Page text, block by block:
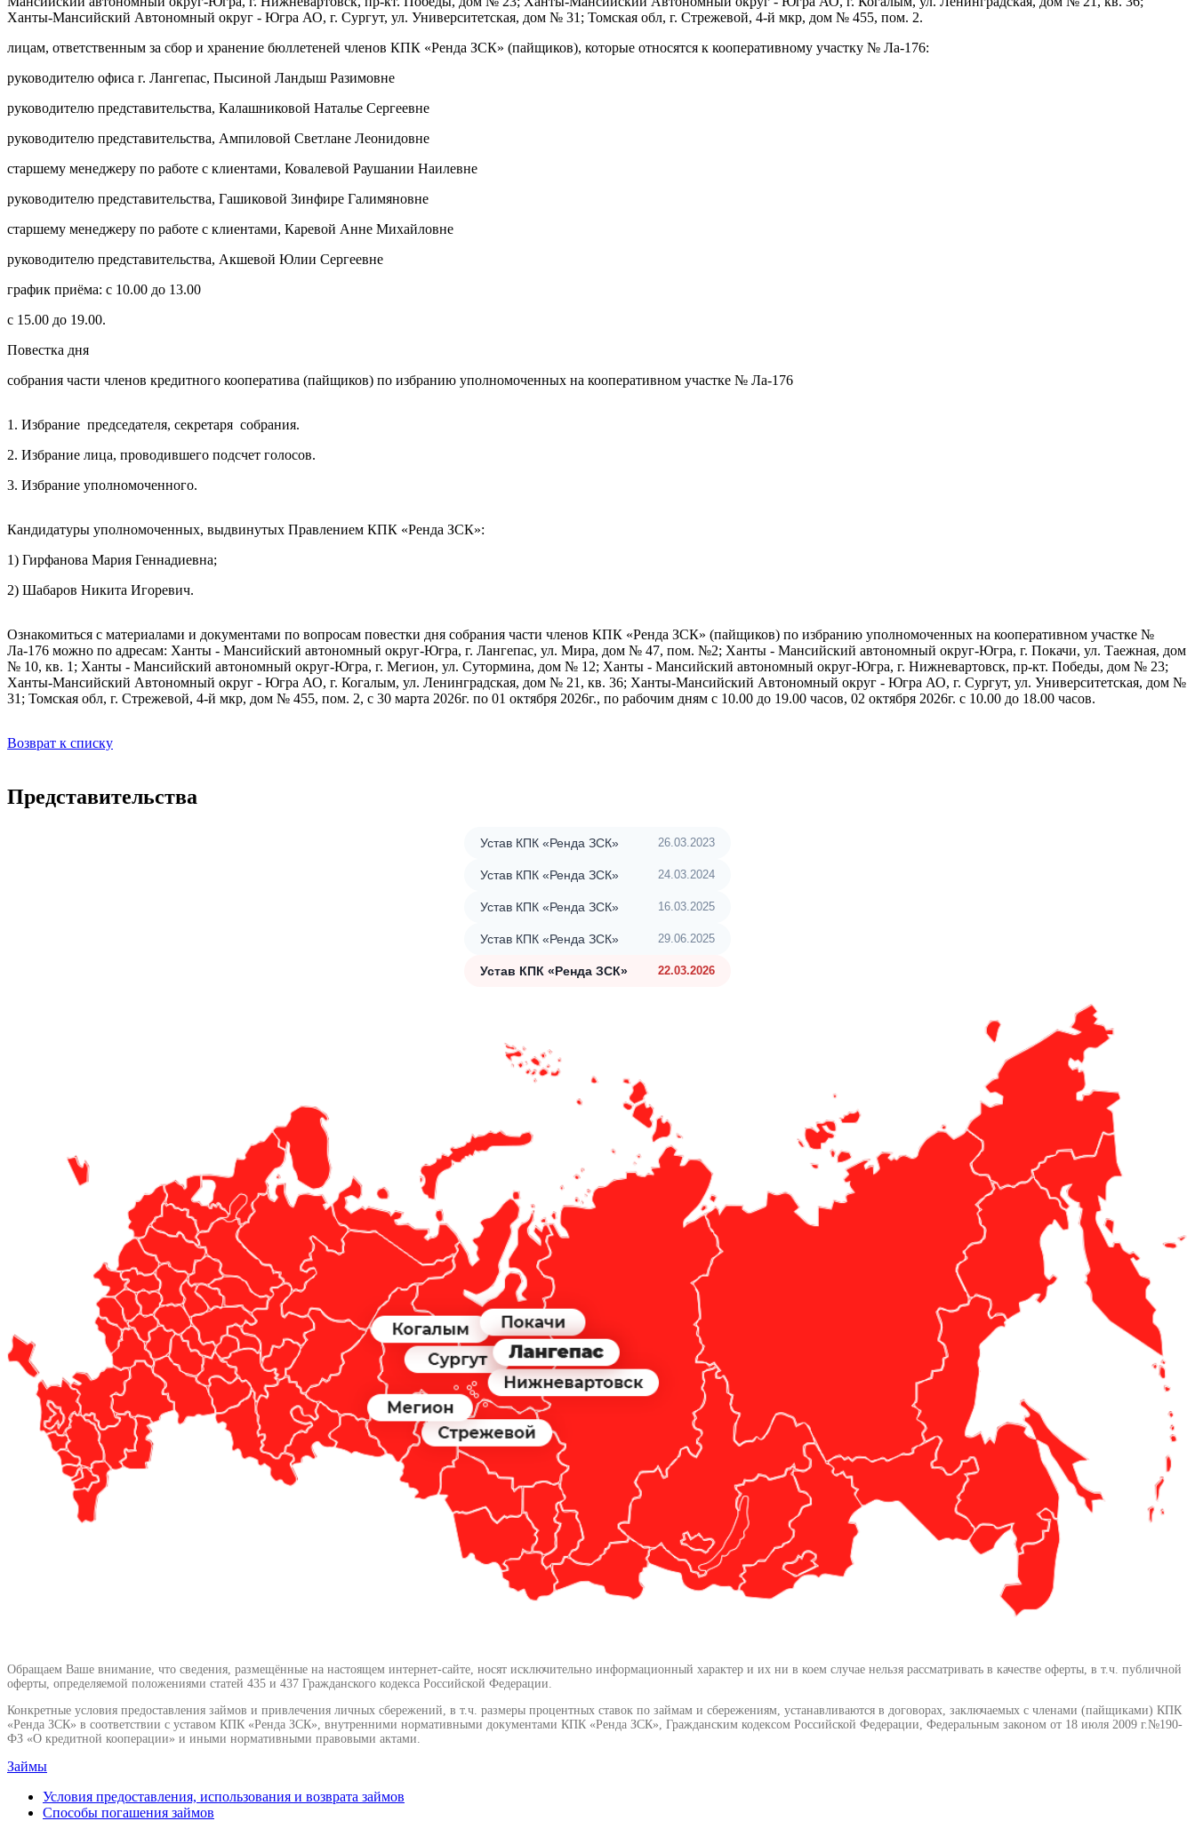
Ханты-Мансийский Автономный округ - Югра АО, г. Сургут, ул. Университетская, дом № 31; Томская обл, г. Стрежевой, 4-й мкр, дом № 455, пом. 2.
лицам, ответственным за сбор и хранение бюллетеней членов КПК «Ренда ЗСК» (пайщиков), которые относятся к кооперативному участку № Ла-176:
руководителю офиса г. Лангепас, Пысиной Ландыш Разимовне
руководителю представительства, Калашниковой Наталье Сергеевне
руководителю представительства, Ампиловой Светлане Леонидовне
старшему менеджеру по работе с клиентами, Ковалевой Раушании Наилевне
руководителю представительства, Гашиковой Зинфире Галимяновне
старшему менеджеру по работе с клиентами, Каревой Анне Михайловне
руководителю представительства, Акшевой Юлии Сергеевне
график приёма: с 10.00 до 13.00
с 15.00 до 19.00.
Повестка дня
собрания части членов кредитного кооператива (пайщиков) по избранию уполномоченных на кооперативном участке № Ла-176
1. Избрание председателя, секретаря собрания.
2. Избрание лица, проводившего подсчет голосов.
3. Избрание уполномоченного.
Кандидатуры уполномоченных, выдвинутых Правлением КПК «Ренда ЗСК»:
1) Гирфанова Мария Геннадиевна;
2) Шабаров Никита Игоревич.
Ознакомиться с материалами и документами по вопросам повестки дня собрания части членов КПК «Ренда ЗСК» (пайщиков) по избранию уполномоченных на кооперативном участке №
Ла-176 можно по адресам: Ханты - Мансийский автономный округ-Югра, г. Лангепас, ул. Мира, дом № 47, пом. №2; Ханты - Мансийский автономный округ-Югра, г. Покачи, ул. Таежная, дом
№ 10, кв. 1; Ханты - Мансийский автономный округ-Югра, г. Мегион, ул. Сутормина, дом № 12; Ханты - Мансийский автономный округ-Югра, г. Нижневартовск, пр-кт. Победы, дом № 23;
Ханты-Мансийский Автономный округ - Югра АО, г. Когалым, ул. Ленинградская, дом № 21, кв. 36; Ханты-Мансийский Автономный округ - Югра АО, г. Сургут, ул. Университетская, дом №
31; Томская обл, г. Стрежевой, 4-й мкр, дом № 455, пом. 2, с 30 марта 2026г. по 01 октября 2026г., по рабочим дням с 10.00 до 19.00 часов, 02 октября 2026г. с 10.00 до 18.00 часов.
Возврат к списку
Представительства
Устав КПК «Ренда ЗСК» 26.03.2023
Устав КПК «Ренда ЗСК» 24.03.2024
Устав КПК «Ренда ЗСК» 16.03.2025
Устав КПК «Ренда ЗСК» 29.06.2025
Устав КПК «Ренда ЗСК» 22.03.2026
Обращаем Ваше внимание, что сведения, размещённые на настоящем интернет-сайте, носят исключительно информационный характер и их ни в коем случае нельзя рассматривать в качестве оферты, в т.ч. публичной
оферты, определяемой положениями статей 435 и 437 Гражданского кодекса Российской Федерации.
Конкретные условия предоставления займов и привлечения личных сбережений, в т.ч. размеры процентных ставок по займам и сбережениям, устанавливаются в договорах, заключаемых с членами (пайщиками) КПК
«Ренда ЗСК» в соответствии с уставом КПК «Ренда ЗСК», внутренними нормативными документами КПК «Ренда ЗСК», Гражданским кодексом Российской Федерации, Федеральным законом от 18 июля 2009 г.№190-
ФЗ «О кредитной кооперации» и иными нормативными правовыми актами.
Займы
Условия предоставления, использования и возврата займов
Способы погашения займов
Выберите ваш город
Мегион